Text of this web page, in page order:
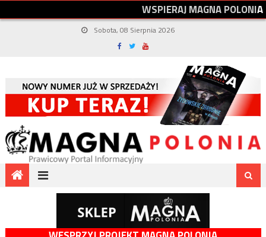
WSPIERAJMAGNAPOLONIA
Sobota, 08 Sierpnia 2026